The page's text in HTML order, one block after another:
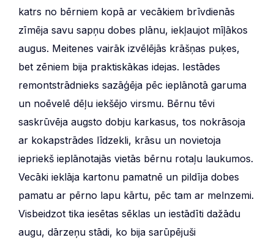
katrs no bērniem kopā ar vecākiem brīvdienās
zīmēja savu sapņu dobes plānu, iekļaujot mīļākos
augus. Meitenes vairāk izvēlējās krāšņas puķes,
bet zēniem bija praktiskākas idejas. Iestādes
remontstrādnieks sazāģēja pēc ieplānotā garuma
un noēvelē dēļu iekšējo virsmu. Bērnu tēvi
saskrūvēja augsto dobju karkasus, tos nokrāsoja
ar kokapstrādes līdzekli, krāsu un novietoja
iepriekš ieplānotajās vietās bērnu rotaļu laukumos.
Vecāki ieklāja kartonu pamatnē un pildīja dobes
pamatu ar pērno lapu kārtu, pēc tam ar melnzemi.
Visbeidzot tika iesētas sēklas un iestādīti dažādu
augu, dārzeņu stādi, ko bija sarūpējuši